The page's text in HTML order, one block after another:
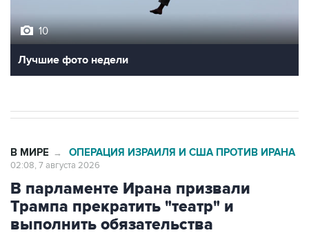
10
Лучшие фото недели
В МИРЕ → ОПЕРАЦИЯ ИЗРАИЛЯ И США ПРОТИВ ИРАНА
02:08, 7 августа 2026
В парламенте Ирана призвали
Трампа прекратить "театр" и
выполнить обязательства